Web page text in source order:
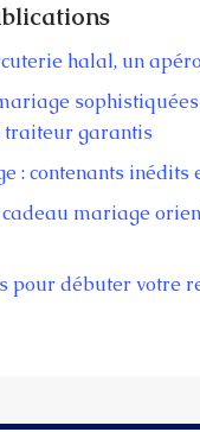
halal, un
sophistiquées
traiteur garantis
: contenants inédits
mariage
pour débuter votre